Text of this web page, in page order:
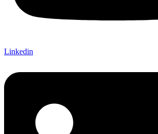
Linkedin